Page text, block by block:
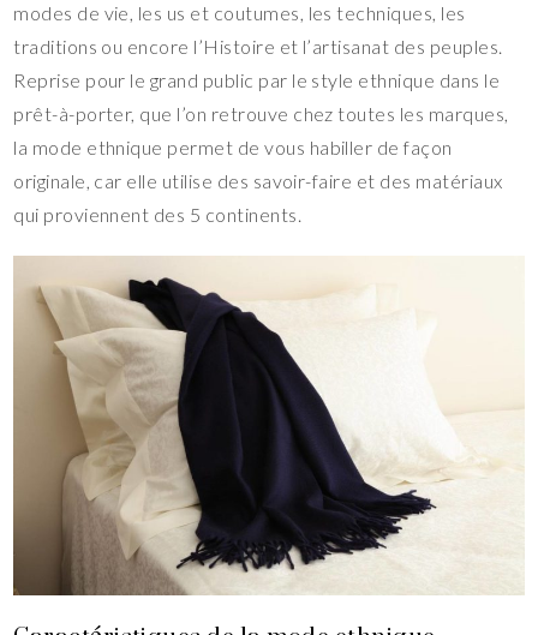
modes de vie, les us et coutumes, les techniques, les
traditions ou encore l’Histoire et l’artisanat des peuples.
Reprise pour le grand public par le style ethnique dans le
prêt-à-porter, que l’on retrouve chez toutes les marques,
la mode ethnique permet de vous habiller de façon
originale, car elle utilise des savoir-faire et des matériaux
qui proviennent des 5 continents.